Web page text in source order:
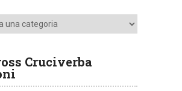
Cruciverba